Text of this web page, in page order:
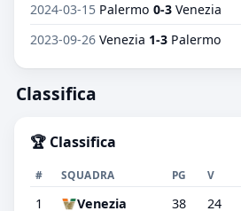
2024-03-15 Palermo 0-3 Venezia
2023-09-26 Venezia 1-3 Palermo
Classifica
🏆 Classifica
# SQUADRA PG V
1 Venezia 38 24